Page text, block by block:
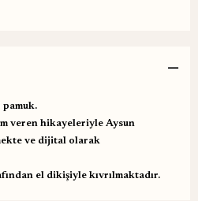
pamuk.
veren hikayeleriyle Aysun
ve dijital olarak
el dikişiyle kıvrılmaktadır.